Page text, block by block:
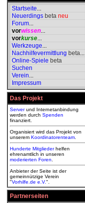
Startseite...
Neuerdings beta neu
Forum...
vorwissen...
vorkurse...
Werkzeuge...
Nachhilfevermittlung beta...
Online-Spiele beta
Suchen
Verein...
Impressum
Das Projekt
Serverund Internetanbindung
werden durch Spenden
finanziert.
Organisiert wird das Projekt von
unserem Koordinatorenteam
Hunderte Mitgliederhelfen
ehrenamtlich in unseren
moderierten Foren
Anbieter der Seite ist der
gemeinnützige Verein
"Vorhilfe.de e.V.".
Partnerseiten